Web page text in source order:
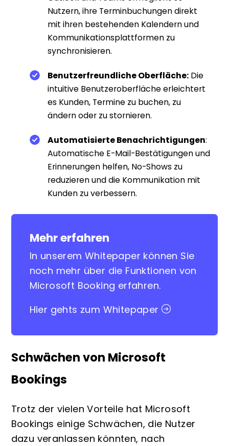
Nutzern, ihre Terminbuchungen direkt
mit ihren bestehenden Kalendern und
Kommunikationsplattformen zu
synchronisieren.
Benutzerfreundliche Oberfläche: Die
intuitive Benutzeroberfläche erleichtert
es Kunden, Termine zu buchen, zu
ändern oder zu stornieren.
Automatisierte Benachrichtigungen:
Automatische E-Mail-Bestätigungen und
Erinnerungen helfen, No-Shows zu
reduzieren und die Kommunikation mit
Kunden zu verbessern.
Mehr erfahren
In unserem Whitepaper können Sie
noch mehr über die Funktionen von
Microsoft Booking erfahren.
Hier gehts zum Whitepaper
Schwächen von Microsoft
Bookings
Trotz der vielen Vorteile hat Microsoft
Bookings einige Schwächen, die Nutzer
dazu veranlassen könnten, nach